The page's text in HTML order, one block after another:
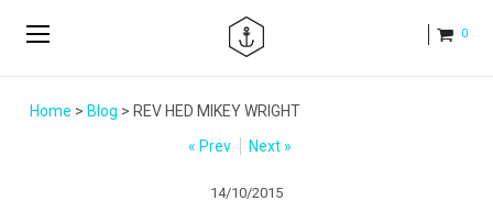
0
Home > Blog > REV HED MIKEY WRIGHT
« Prev
Next »
14/10/2015